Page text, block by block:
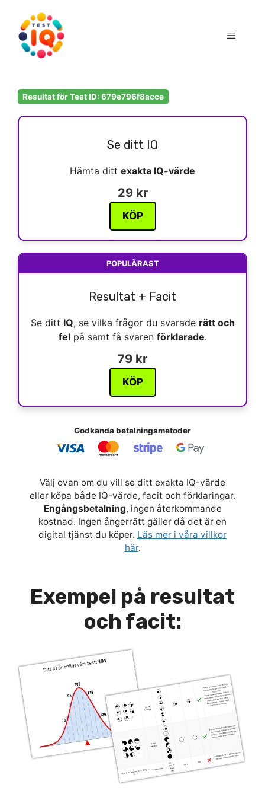
innehåll
Meny
Resultat för Test ID: 679e796f8acce
Se ditt IQ
Hämta ditt exakta IQ-värde
29 kr
KÖP
POPULÄRAST
Resultat + Facit
Se ditt IQ, se vilka frågor du svarade rätt och
felpå samt få svaren förklarade.
79 kr
KÖP
Godkända betalningsmetoder
Välj ovan om du vill se ditt exakta IQ-värde
eller köpa både IQ-värde, facit och förklaringar.
Engångsbetalning, ingen återkommande
kostnad. Ingen ångerrätt gäller då det är en
digital tjänst du köper. Läs mer i våra villkor
här.
Exempel på resultat
och facit: